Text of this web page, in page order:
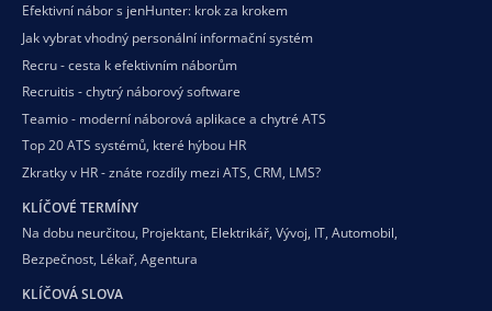
Efektivní nábor s jenHunter: krok za krokem
Jak vybrat vhodný personální informační systém
Recru - cesta k efektivním náborům
Recruitis - chytrý náborový software
Teamio - moderní náborová aplikace a chytré ATS
Top 20 ATS systémů, které hýbou HR
Zkratky v HR - znáte rozdíly mezi ATS, CRM, LMS?
KLÍČOVÉ TERMÍNY
Na dobu neurčitou, Projektant, Elektrikář, Vývoj, IT, Automobil,
Bezpečnost, Lékař, Agentura
KLÍČOVÁ SLOVA